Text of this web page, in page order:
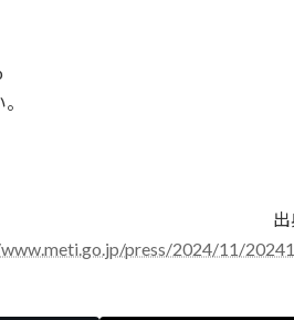
press/2024/11/